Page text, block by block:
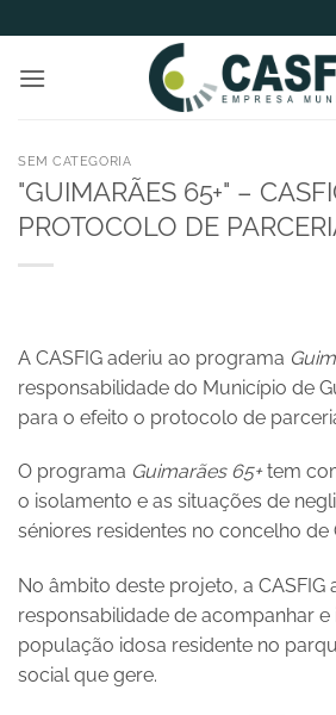
to
content
SEM CATEGORIA
"GUIMARÃES 65+" –
PROTOCOLO DE
A CASFIG aderiu ao programa
responsabilidade do Município de
para o efeito o protocolo de
O programa Guimarães 65+tem
o isolamento e as situações de
séniores residentes no concelho de
No âmbito deste projeto, a CASFIG
responsabilidade de acompanhar
população idosa residente no
social que gere.